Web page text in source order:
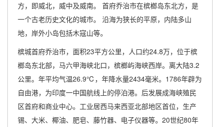
方，即威北，威中及威南。 首府乔治市在槟榔岛东北方，是
一个古老历史文化的城市。 沿海为狭长的平原，内陆多山
地，岸外小岛包括木寇山等。
槟城首府乔治市，面积23平方公里，人口约24.8万，位于槟
榔岛东北部，马六甲海峡北口，槟榔屿海峡西岸。离大陆3.2
公里。年平均气温26.9℃，年降水量2434毫米。1786年辟为
自由港，为印度一中国航线上的停泊港。后发展成海峡殖民
区首府和商业中心。工业居西马来西亚北部地区首位，生产
锡、大米、椰油、肥皂、藤竹器、电子仪器等。20世纪80年